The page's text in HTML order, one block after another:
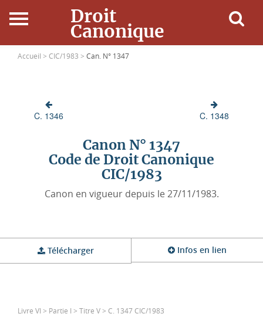
Droit
Canonique
Accueil
Ressources
Accueil > CIC/1983 > Can. N° 1347
C. 1346 C. 1348
Canon N° 1347
Code de Droit Canonique
CIC/1983
Canon en vigueur depuis le 27/11/1983.
Télécharger Infos en lien
Livre VI > Partie I > Titre V > C. 1347 CIC/1983